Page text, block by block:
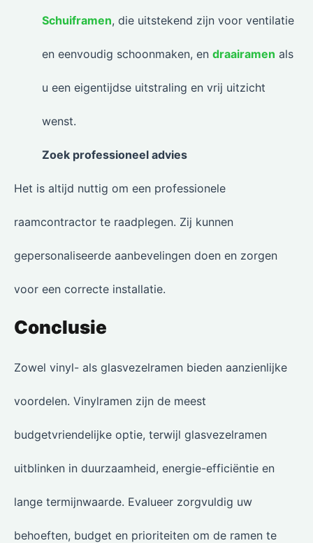
Schuiframen, die uitstekend zijn voor ventilatie
en eenvoudig schoonmaken, en draairamen als
u een eigentijdse uitstraling en vrij uitzicht
wenst.
Zoek professioneel advies
Het is altijd nuttig om een professionele
raamcontractor te raadplegen. Zij kunnen
gepersonaliseerde aanbevelingen doen en zorgen
voor een correcte installatie.
Conclusie
Zowel vinyl- als glasvezelramen bieden aanzienlijke
voordelen. Vinylramen zijn de meest
budgetvriendelijke optie, terwijl glasvezelramen
uitblinken in duurzaamheid, energie-efficiëntie en
lange termijnwaarde. Evalueer zorgvuldig uw
behoeften, budget en prioriteiten om de ramen te